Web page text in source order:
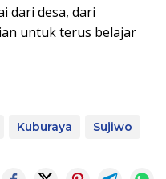
dari desa, dari
untuk terus belajar
Kuburaya Sujiwo